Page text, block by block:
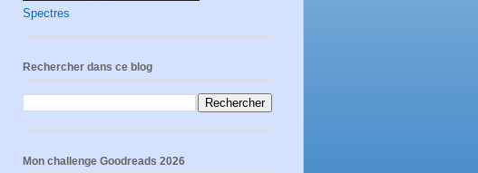
Spectres
Rechercher dans ce blog
Mon challenge Goodreads 2026